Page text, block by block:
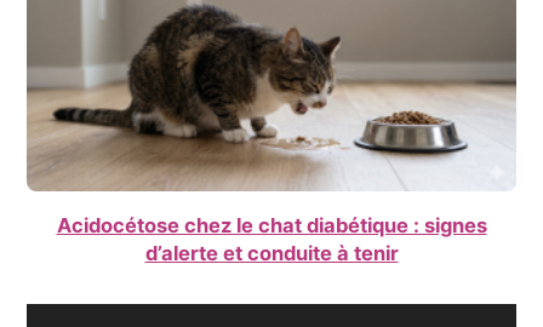
Acidocétose chez le chat diabétique : signes
d’alerte et conduite à tenir